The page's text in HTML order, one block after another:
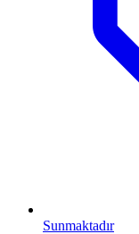
Sunmaktadır